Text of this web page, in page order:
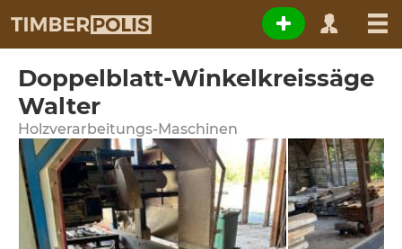
Doppelblatt-Winkelkreissäge
Walter
Holzverarbeitungs-Maschinen